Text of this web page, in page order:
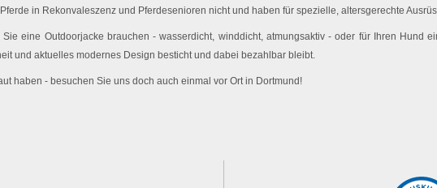
in Rekonvaleszenz und Pferdesenioren nicht und haben für spezielle, altersgerechte
eine Outdoorjacke brauchen - wasserdicht, winddicht, atmungsaktiv - oder für Ihren Hund
und aktuelles modernes Design besticht und dabei bezahlbar bleibt.
haben - besuchen Sie uns doch auch einmal vor Ort in Dortmund!